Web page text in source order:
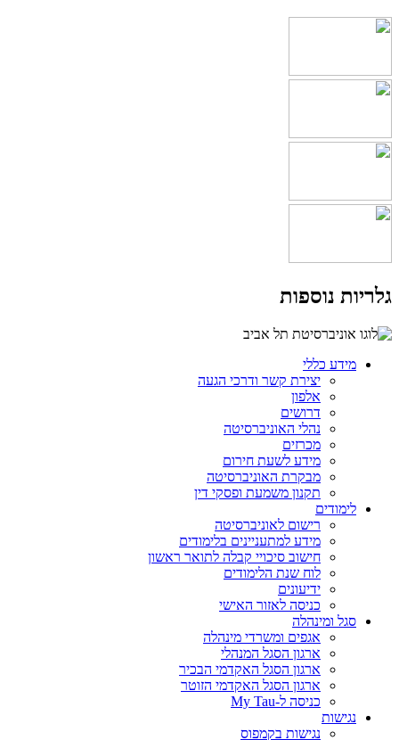
גלריות נוספות
מידע כללי
יצירת קשר ודרכי הגעה
אלפון
דרושים
נהלי האוניברסיטה
מכרזים
מידע לשעת חירום
מבקרת האוניברסיטה
תקנון משמעת ופסקי דין
לימודים
רישום לאוניברסיטה
מידע למתעניינים בלימודים
חישוב סיכויי קבלה לתואר ראשון
לוח שנת הלימודים
ידיעונים
כניסה לאזור האישי
סגל ומינהלה
אגפים ומשרדי מינהלה
ארגון הסגל המנהלי
ארגון הסגל האקדמי הבכיר
ארגון הסגל האקדמי הזוטר
כניסה ל-My Tau
נגישות
נגישות בקמפוס